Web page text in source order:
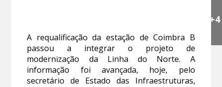
+4
A requalificação da estação de Coimbra B
passou a integrar o projeto de
modernização da Linha do Norte. A
informação foi avançada, hoje, pelo
secretário de Estado das Infraestruturas,